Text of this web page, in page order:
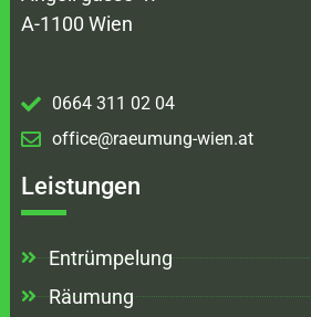
A-1100 Wien
0664 311 02 04
office@raeumung-wien.at
Leistungen
Entrümpelung
Räumung